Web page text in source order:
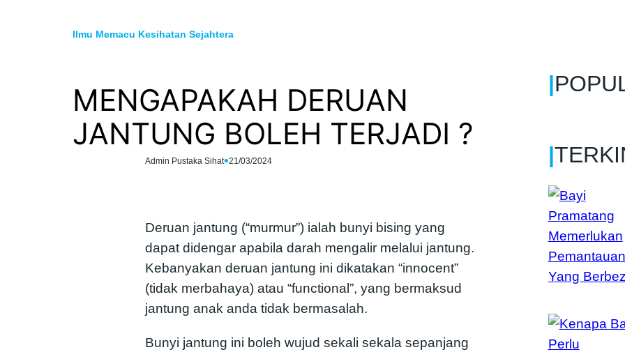
Ilmu Memacu Kesihatan Sejahtera
MENGAPAKAH DERUAN
JANTUNG BOLEH TERJADI ?
Admin Pustaka Sihat•21/03/2024
Deruan jantung (“murmur”) ialah bunyi bising yang
dapat didengar apabila darah mengalir melalui jantung.
Kebanyakan deruan jantung ini dikatakan “innocent”
(tidak merbahaya) atau “functional”, yang bermaksud
jantung anak anda tidak bermasalah.
Bunyi jantung ini boleh wujud sekali sekala sepanjang
|
|